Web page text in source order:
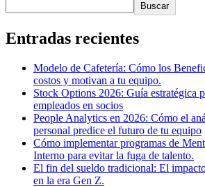
Buscar
Entradas recientes
Modelo de Cafetería: Cómo los
costos y motivan a tu equipo.
Stock Options 2026: Guía estratégica
empleados en socios
People Analytics en 2026: Cómo el
personal predice el futuro de tu equipo
Cómo implementar programas de
Interno para evitar la fuga de talento.
El fin del sueldo tradicional: El
en la era Gen Z.